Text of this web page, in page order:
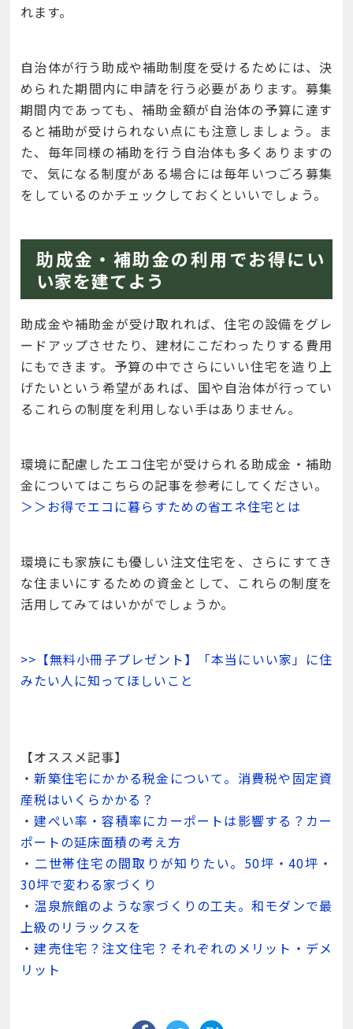
れます。
自治体が行う助成や補助制度を受けるためには、決
められた期間内に申請を行う必要があります。募集
期間内であっても、補助金額が自治体の予算に達す
ると補助が受けられない点にも注意しましょう。ま
た、毎年同様の補助を行う自治体も多くありますの
で、気になる制度がある場合には毎年いつごろ募集
をしているのかチェックしておくといいでしょう。
助成金・補助金の利用でお得にい
い家を建てよう
助成金や補助金が受け取れれば、住宅の設備をグレ
ードアップさせたり、建材にこだわったりする費用
にもできます。予算の中でさらにいい住宅を造り上
げたいという希望があれば、国や自治体が行ってい
るこれらの制度を利用しない手はありません。
環境に配慮したエコ住宅が受けられる助成金・補助
金についてはこちらの記事を参考にしてください。
＞＞お得でエコに暮らすための省エネ住宅とは
環境にも家族にも優しい注文住宅を、さらにすてき
な住まいにするための資金として、これらの制度を
活用してみてはいかがでしょうか。
>>【無料小冊子プレゼント】「本当にいい家」に住
みたい人に知ってほしいこと
【オススメ記事】
・新築住宅にかかる税金について。消費税や固定資
産税はいくらかかる？
・建ぺい率・容積率にカーポートは影響する？カー
ポートの延床面積の考え方
・ 二世帯住宅の間取りが知りたい。50坪・40坪・
30坪で変わる家づくり
・ 温泉旅館のような家づくりの工夫。和モダンで最
上級のリラックスを
・建売住宅？注文住宅？それぞれのメリット・デメ
リット